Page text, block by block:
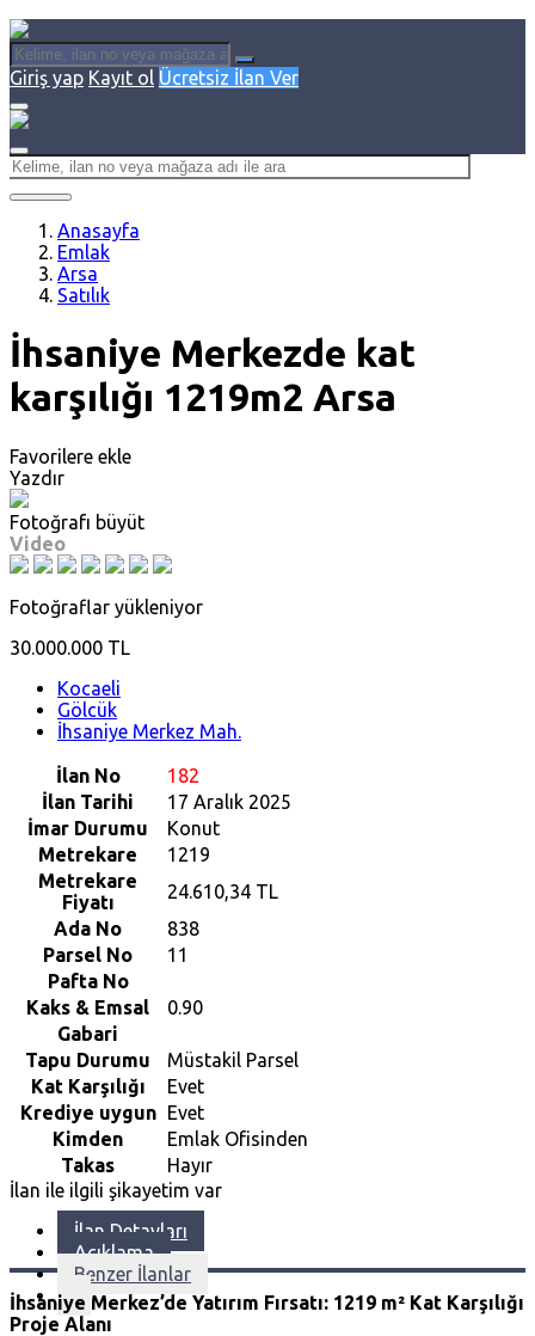
Giriş yap Kayıt ol Ücretsiz İlan Ver
Anasayfa
Emlak
Arsa
Satılık
İhsaniye Merkezde kat
karşılığı 1219m2 Arsa
Favorilere ekle
Yazdır
Fotoğrafı büyüt
Video
Fotoğraflar yükleniyor
30.000.000 TL
Kocaeli
Gölcük
İhsaniye Merkez Mah.
İlan No
182
İlan Tarihi
17 Aralık 2025
İmar Durumu
Konut
Metrekare
1219
Metrekare
Fiyatı
24.610,34 TL
Ada No
838
Parsel No
11
Pafta No
Kaks & Emsal
0.90
Gabari
Tapu Durumu
Müstakil Parsel
Kat Karşılığı
Evet
Krediye uygun Evet
Kimden
Emlak Ofisinden
Takas
Hayır
İlan ile ilgili şikayetim var
İlan Detayları
Açıklama
Benzer İlanlar
İhsaniye Merkez’de Yatırım Fırsatı: 1219 m² Kat Karşılığı
Proje Alanı